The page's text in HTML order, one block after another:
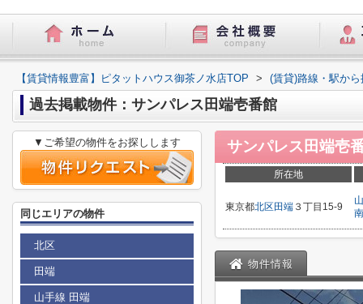
【賃貸情報豊富】ピタットハウス御茶ノ水店TOP > (賃貸)路線・駅から
過去掲載物件：サンパレス田端壱番館
サンパレス田端壱
所在地
東京都北区 田端 ３丁目15-9
物件情報
▼ご希望の物件をお探しします
同じエリアの物件
北区
田端
山手線 田端